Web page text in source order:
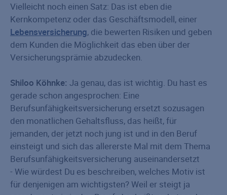
Vielleicht noch einen Satz: Das ist eben die
Kernkompetenz oder das Geschäftsmodell, einer
Lebensversicherung, die bewerten Risiken und geben
dem Kunden die Möglichkeit das eben über der
Versicherungsprämie abzudecken.
Shiloo Köhnke: Ja genau, das ist wichtig. Du hast es
gerade schon angesprochen: Eine
Berufsunfähigkeitsversicherung ersetzt sozusagen
den monatlichen Gehaltsfluss, das heißt, für
jemanden, der jetzt noch jung ist und in den Beruf
einsteigt und sich das allererste Mal mit dem Thema
Berufsunfähigkeitsversicherung auseinandersetzt
- Wie würdest Du es beschreiben, welches Motiv ist
für denjenigen am wichtigsten? Weil er steigt ja